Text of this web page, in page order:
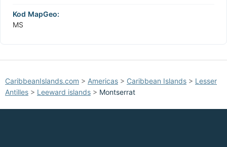
Kod MapGeo:
MS
CaribbeanIslands.com > Americas > Caribbean Islands > Lesser
Antilles > Leeward islands > Montserrat